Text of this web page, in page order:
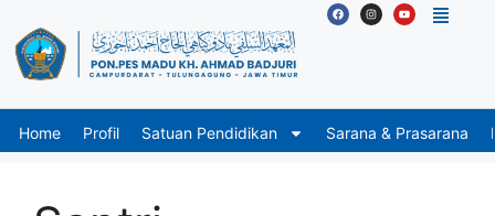
Home Profil Satuan Pendidikan Sarana & Prasarana